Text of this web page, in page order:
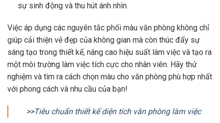
sự sinh động và thu hút ánh nhìn.
Việc áp dụng các nguyên tắc phối màu văn phòng không chỉ
giúp cải thiện vẻ đẹp của không gian mà còn thúc đẩy sự
sáng tạo trong thiết kế, nâng cao hiệu suất làm việc và tạo ra
một môi trường làm việc tích cực cho nhân viên. Hãy thử
nghiệm và tìm ra cách chọn màu cho văn phòng phù hợp nhất
với phong cách và nhu cầu của bạn!
>>Tiêu chuẩn thiết kế diện tích văn phòng làm việc